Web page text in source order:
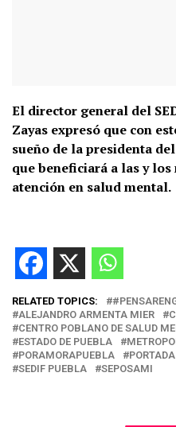
El director general del
Zayas expresó que con
sueño de la presidenta
que beneficiará a las y
atención en salud mental.
RELATED TOPICS:
ALEJANDRO ARMENTA MIER
CENTRO POBLANO DE SALUD
ESTADO DE PUEBLA
PORAMORAPUEBLA
PORTADA
SEDIF PUEBLA
SEPOSAMI